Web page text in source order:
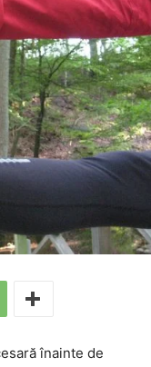
înainte de